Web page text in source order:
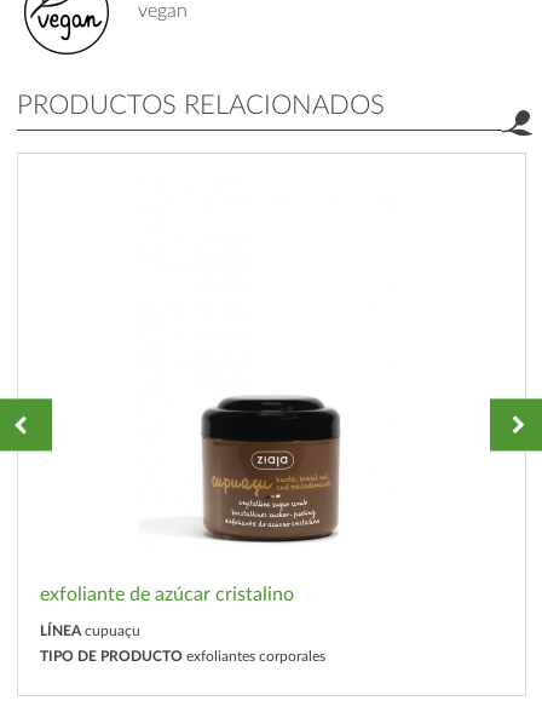
vegan
PRODUCTOS RELACIONADOS
exfoliante de azúcar cristalino
LÍNEA cupuaçu
TIPO DE PRODUCTO exfoliantes corporales